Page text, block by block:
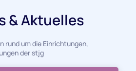
& Aktuelles
rund um die Einrichtungen,
der stjg